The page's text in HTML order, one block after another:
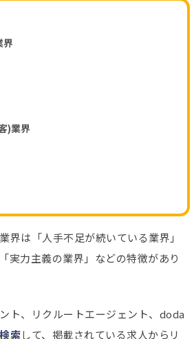
界
)業界
界は「人手不足が続いている業界」
実力主義の業界」などの特徴があり
ト、リクルートエージェント、doda
索して、掲載されている求人からリ